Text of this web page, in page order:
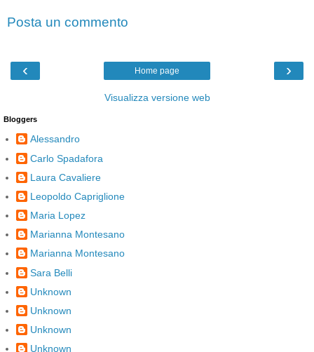
Posta un commento
‹ ›
Home page
Visualizza versione web
Bloggers
Alessandro
Carlo Spadafora
Laura Cavaliere
Leopoldo Capriglione
Maria Lopez
Marianna Montesano
Marianna Montesano
Sara Belli
Unknown
Unknown
Unknown
Unknown